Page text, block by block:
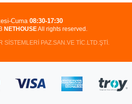
NETHOUSEAll rights reserved.
SİSTEMLERİ PAZ.SAN.VE TİC.LTD.ŞTİ.
Cuma 08:30-17:30